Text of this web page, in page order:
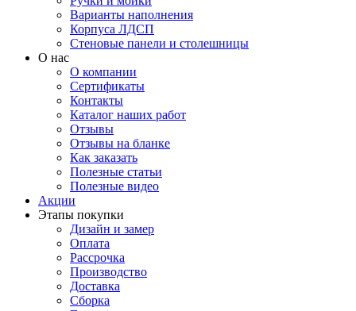
Варианты наполнения
Корпуса ЛДСП
Стеновые панели и столешницы
О нас
О компании
Сертификаты
Контакты
Каталог наших работ
Отзывы
Отзывы на бланке
Как заказать
Полезные статьи
Полезные видео
Акции
Этапы покупки
Дизайн и замер
Оплата
Рассрочка
Производство
Доставка
Сборка